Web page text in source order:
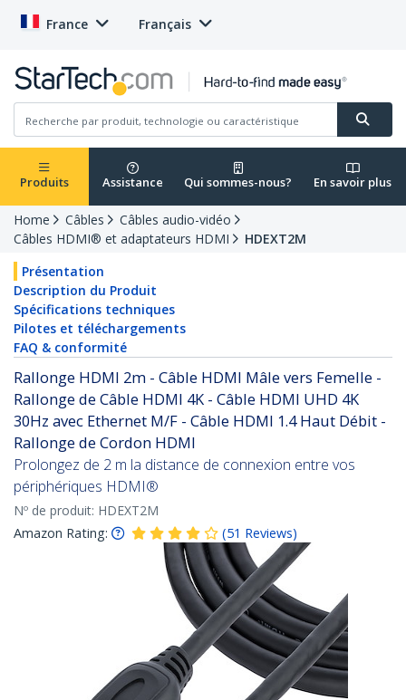
France Français
Produits Assistance Qui sommes-nous? En savoir plus
Home Câbles
Câbles audio-vidéo
Câbles HDMI® et adaptateurs HDMI
HDEXT2M
Présentation
Description du Produit
Spécifications techniques
Pilotes et téléchargements
FAQ & conformité
Rallonge HDMI 2m - Câble HDMI Mâle vers Femelle -
Rallonge de Câble HDMI 4K - Câble HDMI UHD 4K
30Hz avec Ethernet M/F - Câble HDMI 1.4 Haut Débit -
Rallonge de Cordon HDMI
Prolongez de 2 m la distance de connexion entre vos
périphériques HDMI®
Nº de produit: HDEXT2M
Amazon Rating:
(51 Reviews)